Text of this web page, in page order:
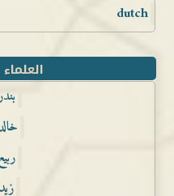
dutch